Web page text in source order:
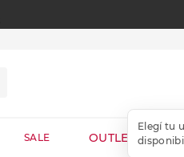
SALE OUTLET WEB